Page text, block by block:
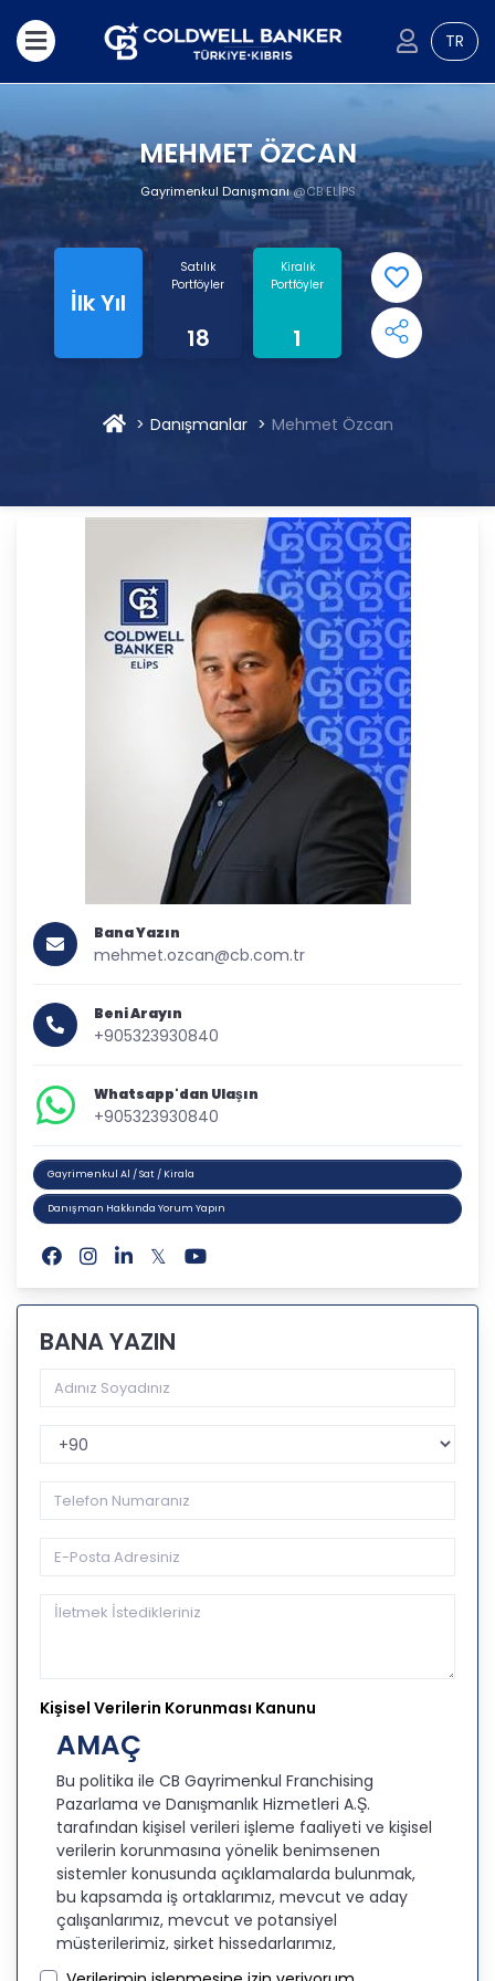
TR
MEHMET ÖZCAN
Gayrimenkul Danışmanı@CB ELİPS
İlk Yıl
Satılık
Portföyler
18
Kiralık
Portföyler
1
Danışmanlar Mehmet Özcan
Bana Yazın
mehmet.ozcan@cb.com.tr
Beni Arayın
+905323930840
Whatsapp'dan Ulaşın
+905323930840
Gayrimenkul Al / Sat / Kirala
Danışman Hakkında Yorum Yapın
BANA YAZIN
Telefon Kodu
Kişisel Verilerin Korunması Kanunu
AMAÇ
Bu politika ile CB Gayrimenkul Franchising
Pazarlama ve Danışmanlık Hizmetleri A.Ş.
tarafından kişisel verileri işleme faaliyeti ve kişisel
verilerin korunmasına yönelik benimsenen
sistemler konusunda açıklamalarda bulunmak,
bu kapsamda iş ortaklarımız, mevcut ve aday
çalışanlarımız, mevcut ve potansiyel
müşterilerimiz, şirket hissedarlarımız,